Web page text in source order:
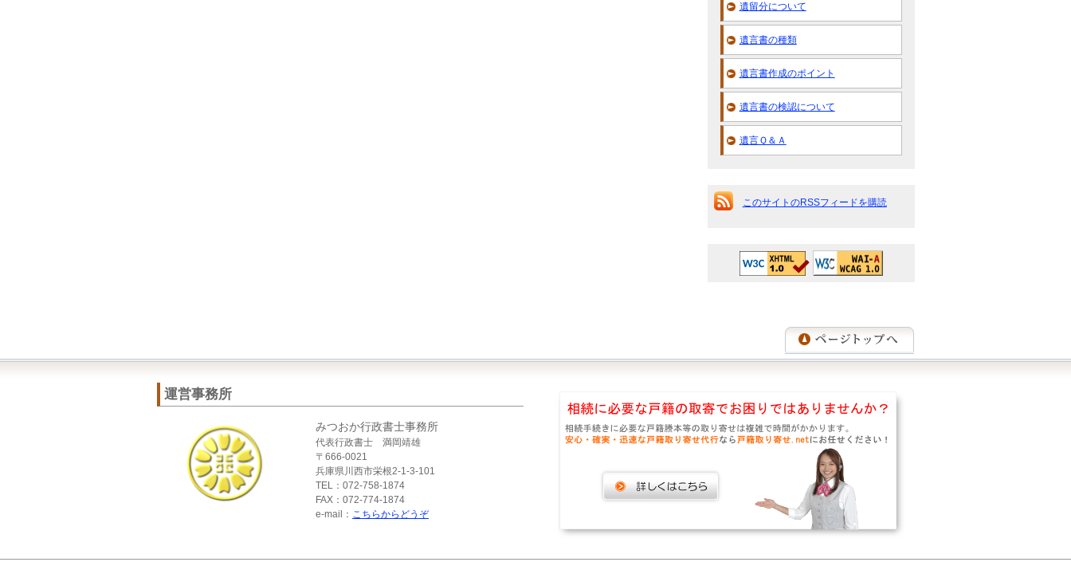
遺留分について
遺言書の種類
遺言書作成のポイント
遺言書の検認について
遺言Ｑ＆Ａ
このサイトのRSSフィードを購読
運営事務所
みつおか行政書士事務所
代表行政書士 満岡靖雄
〒666-0021
兵庫県川西市栄根2-1-3-101
TEL：072-758-1874
FAX：072-774-1874
e-mail： こちらからどうぞ